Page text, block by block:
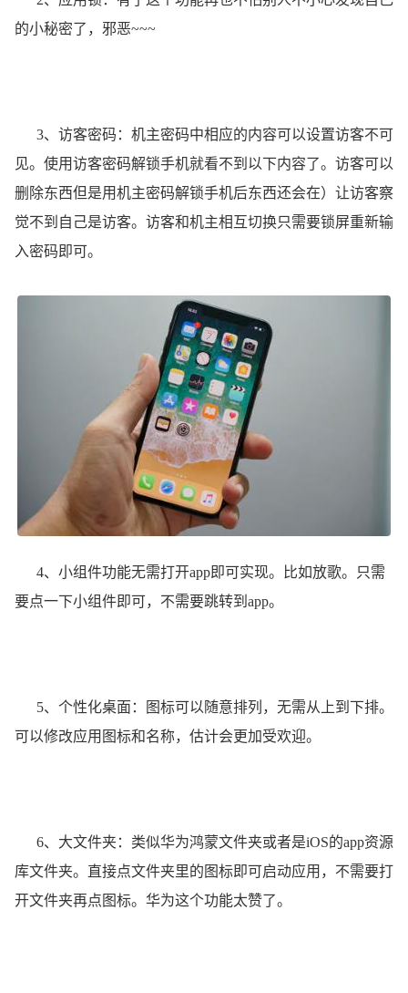
的小秘密了，邪恶~~~
3、访客密码：机主密码中相应的内容可以设置访客不可
见。使用访客密码解锁手机就看不到以下内容了。访客可以
删除东西但是用机主密码解锁手机后东西还会在）让访客察
觉不到自己是访客。访客和机主相互切换只需要锁屏重新输
入密码即可。
4、小组件功能无需打开app即可实现。比如放歌。只需
要点一下小组件即可，不需要跳转到app。
5、个性化桌面：图标可以随意排列，无需从上到下排。
可以修改应用图标和名称，估计会更加受欢迎。
6、大文件夹：类似华为鸿蒙文件夹或者是iOS的app资源
库文件夹。直接点文件夹里的图标即可启动应用，不需要打
开文件夹再点图标。华为这个功能太赞了。